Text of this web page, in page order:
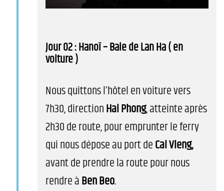
Jour 02 : Hanoï – Baie de Lan Ha ( en
voiture )
Nous quittons l’hôtel en voiture vers
7h30, directionHai Phong, atteinte après
2h30 de route, pour emprunter le ferry
qui nous dépose au port deCai Vieng,
avant de prendre la route pour nous
rendre àBen Beo.